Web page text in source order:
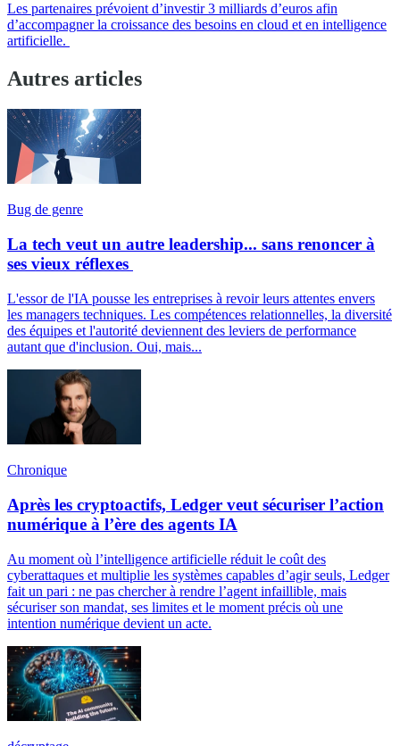
Les partenaires prévoient d’investir 3 milliards d’euros afin
d’accompagner la croissance des besoins en cloud et en intelligence
artificielle.
Autres articles
Bug de genre
La tech veut un autre leadership... sans renoncer à
ses vieux réflexes
L'essor de l'IA pousse les entreprises à revoir leurs attentes envers
les managers techniques. Les compétences relationnelles, la diversité
des équipes et l'autorité deviennent des leviers de performance
autant que d'inclusion. Oui, mais...
Chronique
Après les cryptoactifs, Ledger veut sécuriser l’action
numérique à l’ère des agents IA
Au moment où l’intelligence artificielle réduit le coût des
cyberattaques et multiplie les systèmes capables d’agir seuls, Ledger
fait un pari : ne pas chercher à rendre l’agent infaillible, mais
sécuriser son mandat, ses limites et le moment précis où une
intention numérique devient un acte.